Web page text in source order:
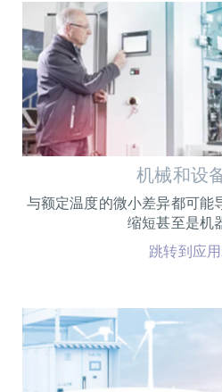
机械和设
与额定温度的微小差异都可能
缩短甚至是机
跳转到应